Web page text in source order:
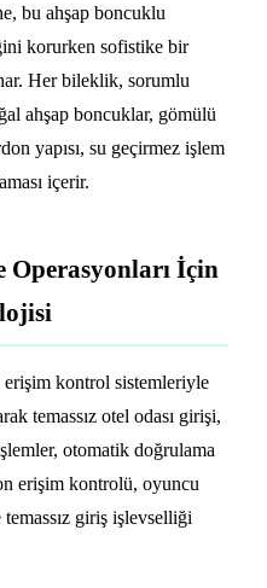
bu ahşap boncuklu
korurken sofistike bir
Her bileklik, sorumlu
ahşap boncuklar, gömülü
yapısı, su geçirmez işlem
içerir.
Operasyonları İçin
kontrol sistemleriyle
temassız otel odası girişi,
otomatik doğrulama
erişim kontrolü, oyuncu
giriş işlevselliği